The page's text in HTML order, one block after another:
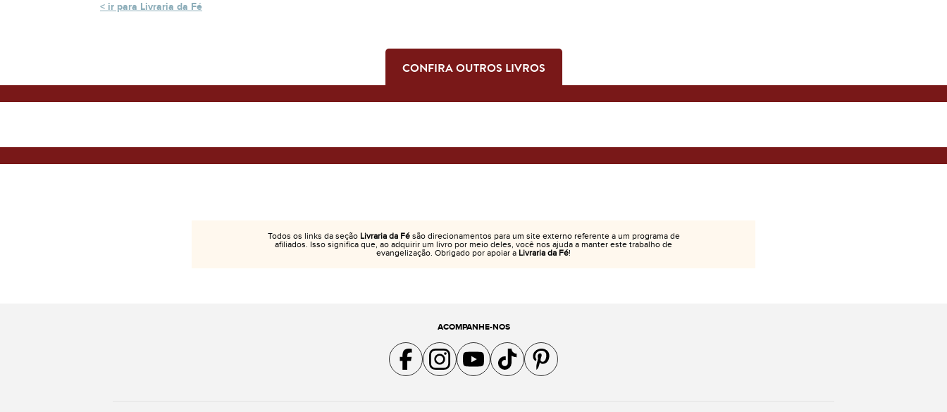
ir para Livraria da Fé
CONFIRA OUTROS LIVROS
Todos os links da seção Livraria da Fésão direcionamentos para um site externo referente a um programa de
afiliados. Isso significa que, ao adquirir um livro por meio deles, você nos ajuda a manter este trabalho de
evangelização. Obrigado por apoiar a Livraria da Fé!
ACOMPANHE-NOS
Acompanhe a gente no Facebook
Acompanhe a gente no Instagram
Acompanhe a gente no YouTube
Acompanhe a gente no TikTok
Acompanhe a gente no Pinterest